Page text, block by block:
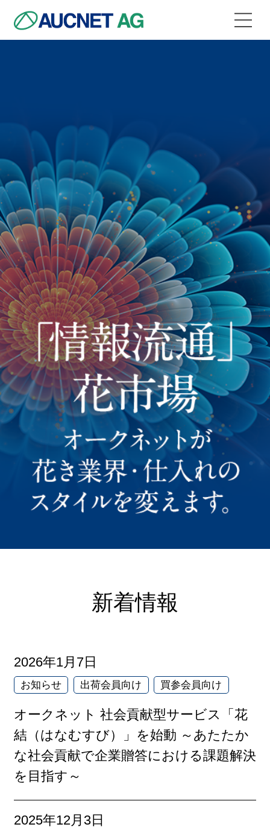
新着情報
2026年1月7日
お知らせ 出荷会員向け 買参会員向け
オークネット 社会貢献型サービス「花
結（はなむすび）」を始動 ～あたたか
な社会貢献で企業贈答における課題解決
を目指す～
2025年12月3日